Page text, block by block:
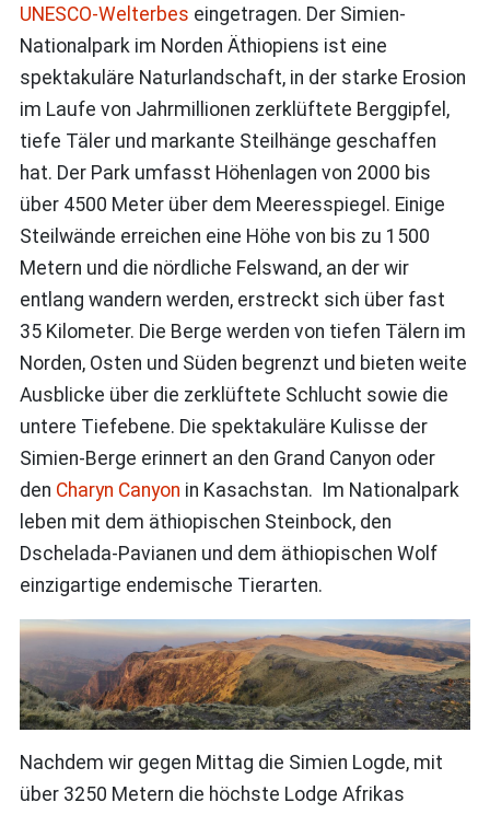
UNESCO-Welterbes eingetragen. Der Simien-
Nationalpark im Norden Äthiopiens ist eine
spektakuläre Naturlandschaft, in der starke Erosion
im Laufe von Jahrmillionen zerklüftete Berggipfel,
tiefe Täler und markante Steilhänge geschaffen
hat. Der Park umfasst Höhenlagen von 2000 bis
über 4500 Meter über dem Meeresspiegel. Einige
Steilwände erreichen eine Höhe von bis zu 1500
Metern und die nördliche Felswand, an der wir
entlang wandern werden, erstreckt sich über fast
35 Kilometer. Die Berge werden von tiefen Tälern im
Norden, Osten und Süden begrenzt und bieten weite
Ausblicke über die zerklüftete Schlucht sowie die
untere Tiefebene. Die spektakuläre Kulisse der
Simien-Berge erinnert an den Grand Canyon oder
den Charyn Canyon in Kasachstan. Im Nationalpark
leben mit dem äthiopischen Steinbock, den
Dschelada-Pavianen und dem äthiopischen Wolf
einzigartige endemische Tierarten.
Nachdem wir gegen Mittag die Simien Logde, mit
über 3250 Metern die höchste Lodge Afrikas